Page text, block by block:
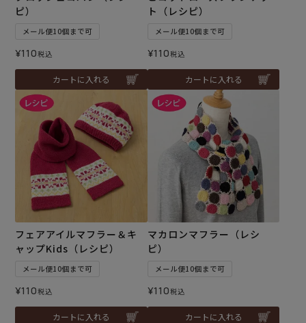
ピ）
メール便10個まで可
¥110税込
カートに入れる
ト（レシピ）
メール便10個まで可
¥110税込
カートに入れる
フェアアイルマフラー＆キ
ャップKids（レシピ）
メール便10個まで可
¥110税込
カートに入れる
マカロンマフラー（レシ
ピ）
メール便10個まで可
¥110税込
カートに入れる